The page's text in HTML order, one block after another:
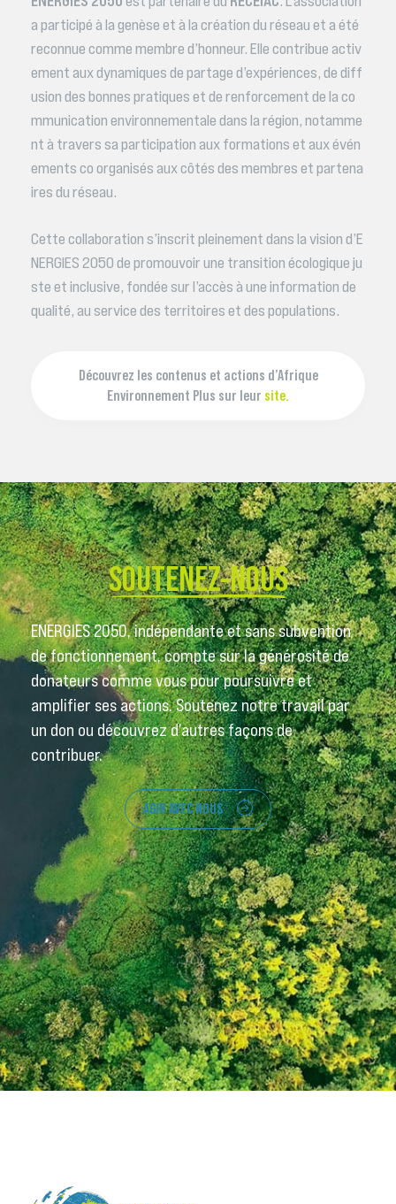
a participé à la genèse et à la création du réseau et a été
reconnue comme membre d’honneur. Elle contribue activ
ement aux dynamiques de partage d’expériences, de diff
usion des bonnes pratiques et de renforcement de la co
mmunication environnementale dans la région, notamme
nt à travers sa participation aux formations et aux évén
ements co organisés aux côtés des membres et partena
ires du réseau.
Cette collaboration s’inscrit pleinement dans la vision d’E
NERGIES 2050 de promouvoir une transition écologique ju
ste et inclusive, fondée sur l’accès à une information de
qualité, au service des territoires et des populations.
Découvrez les contenus et actions d’Afrique
Environnement Plus sur leur site.
SOUTENEZ-NOUS
ENERGIES 2050, indépendante et sans subvention
de fonctionnement, compte sur la générosité de
donateurs comme vous pour poursuivre et
amplifier ses actions. Soutenez notre travail par
un don ou découvrez d’autres façons de
contribuer.
AGIR AVEC NOUS